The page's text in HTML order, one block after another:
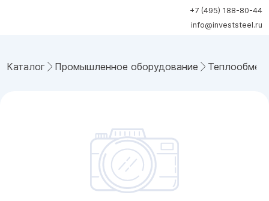
+7 (495) 188-80-44
info@investsteel.ru
Каталог Промышленное оборудование